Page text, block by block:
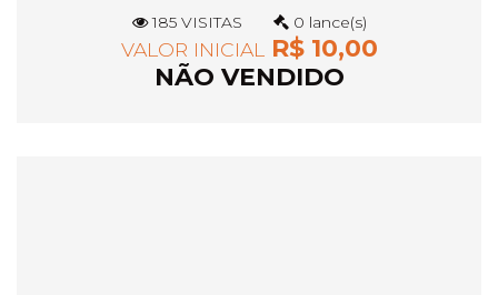
185 VISITAS 0 lance(s)
VALOR INICIAL R$ 10,00
NÃO VENDIDO